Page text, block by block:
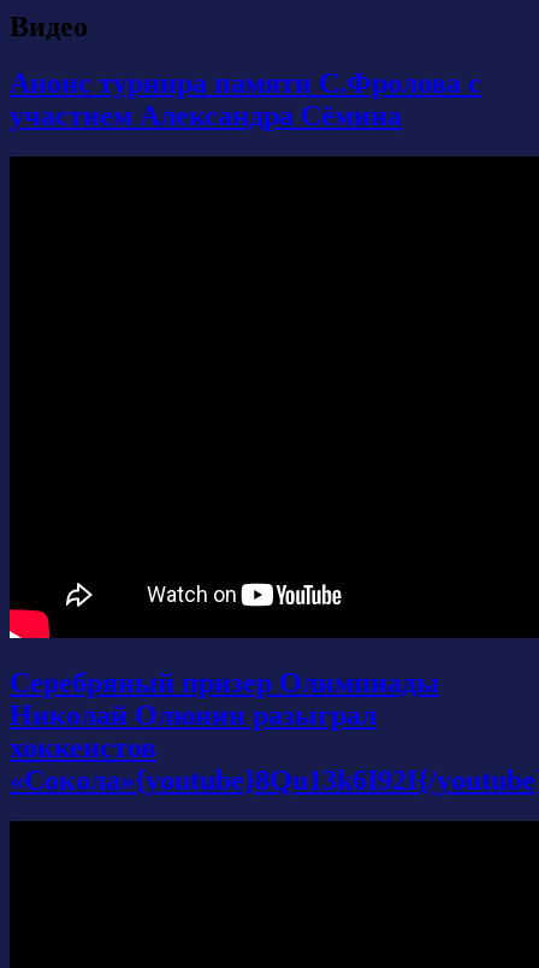
Видео
Анонс турнира памяти С.Фролова с
участием Александра Сёмина
Серебряный призер Олимпиады
Николай Олюнин разыграл
хоккеистов
«Сокола»{youtube}8Qu13k6I92I{/